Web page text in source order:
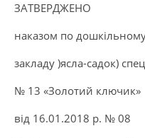
ЗАТВЕРДЖЕНО
наказом по
закладу )ясла-садок)
№ 13 «Золотий ключик»
від 16.01.2018 р. № 08